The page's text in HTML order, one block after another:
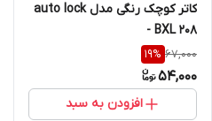
کاتر کوچک رنگی مدل auto lock
- BXL 208
67,000
19%
54,000
افزودن به سبد